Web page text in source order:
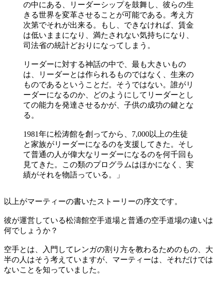
の中にある、リーダーシップを鼓舞し、彼らの生
きる世界を変革させることが可能である。考え方
次第でそれが出来る。もし、できなければ、賃金
は低いままになり、満たされない気持ちになり、
司法省の統計どおりになってしまう。
リーダーに対する神話の中で、最も大きいもの
は、リーダーとは作られるものではなく、生来の
ものであるということだ。そうではない。誰がリ
ーダーになるのか、どのようにしてリーダーとし
ての能力を発達させるかが、子供の成功の鍵とな
る。
1981年に松涛館を創ってから、7,000以上の生徒
と家族がリーダーになるのを支援してきた。そし
て普通の人が偉大なリーダーになるのを何千回も
見てきた。この類のプログラムはほかになく、実
績がそれを物語っている。」
以上がマーティーの書いたストーリーの序文です。
彼が運営している松濤館空手道場と普通の空手道場の違いは
何でしょうか？
空手とは、入門してレンガの割り方を教わるためのもの、大
半の人はそう考えていますが、マーティーは、それだけでは
ないことを知っていました。